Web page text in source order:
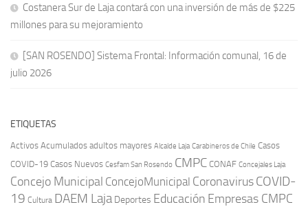
Costanera Sur de Laja contará con una inversión de más de $225
millones para su mejoramiento
[SAN ROSENDO] Sistema Frontal: Información comunal, 16 de
julio 2026
ETIQUETAS
Activos Acumulados adultos mayores Alcalde Laja Carabineros de Chile Casos
COVID-19 Casos Nuevos Cesfam San Rosendo CMPC CONAF Concejales Laja
Concejo Municipal ConcejoMunicipal CoronavirusCOVID-
19 Cultura DAEM Laja Deportes Educación Empresas CMPC